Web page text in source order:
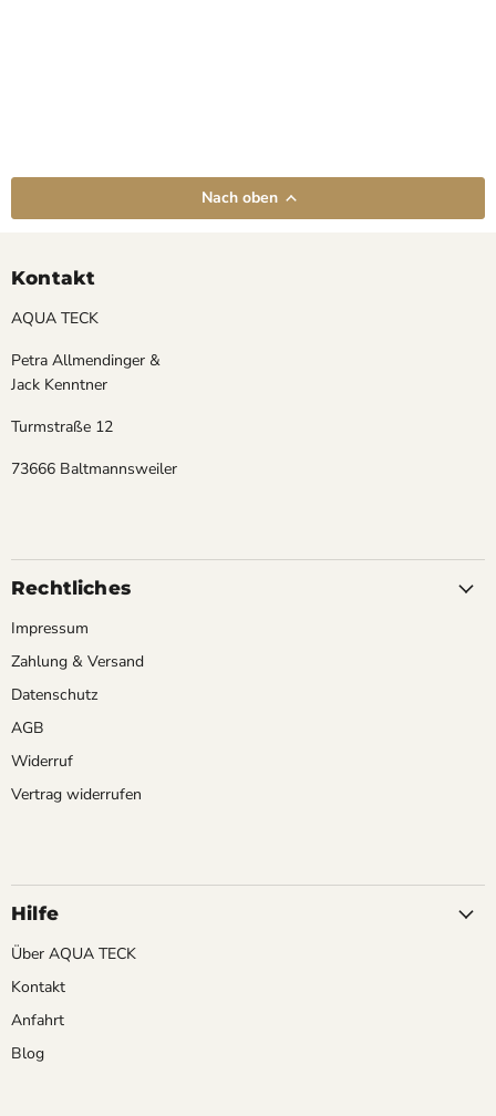
Nach oben
Kontakt
AQUA TECK
Petra Allmendinger &
Jack Kenntner
Turmstraße 12
73666 Baltmannsweiler
Rechtliches
Impressum
Zahlung & Versand
Datenschutz
AGB
Widerruf
Vertrag widerrufen
Hilfe
Über AQUA TECK
Kontakt
Anfahrt
Blog